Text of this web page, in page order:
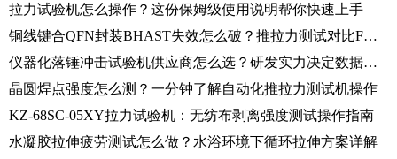
拉力试验机怎么操作？这份保姆级使用说明帮你快速上手
铜线键合QFN封装BHAST失效怎么破？推拉力测试对比FSF与FSFF模式给出答案
仪器化落锤冲击试验机供应商怎么选？研发实力决定数据可靠性
晶圆焊点强度怎么测？一分钟了解自动化推拉力测试机操作
KZ-68SC-05XY拉力试验机：无纺布剥离强度测试操作指南
水凝胶拉伸疲劳测试怎么做？水浴环境下循环拉伸方案详解